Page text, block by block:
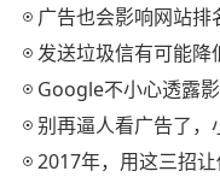
广告也会影响网站
发送垃圾信有可能降
Google不小心透露
别再逼人看广告了，
2017年，用这三招